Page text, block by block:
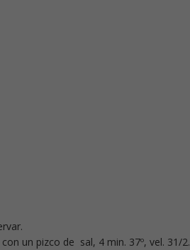
un pizco de sal, 4 min. 37º, vel. 31/2.